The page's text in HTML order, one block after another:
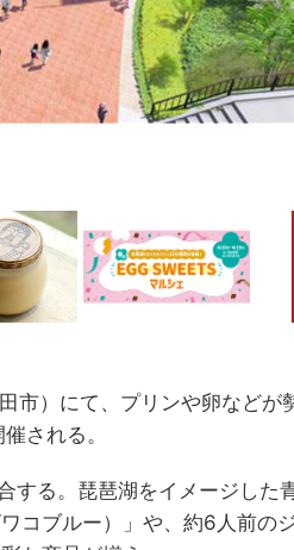
市）にて、プリンや卵などが
される。
る。琵琶湖をイメージした
コブルー）」や、約6人前の